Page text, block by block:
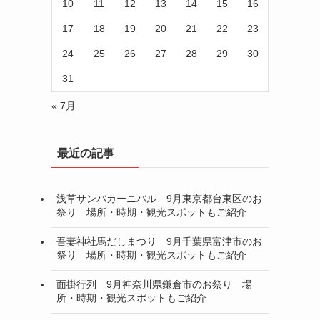
10 11 12 13 14 15 16
17 18 19 20 21 22 23
24 25 26 27 28 29 30
31
« 7月
最近の記事
浅草サンバカーニバル 9月東京都台東区のお
祭り 場所・時期・観光スポットもご紹介
吾妻神社馬だしまつり 9月千葉県富津市のお
祭り 場所・時期・観光スポットもご紹介
面掛行列 9月神奈川県鎌倉市のお祭り 場
所・時期・観光スポットもご紹介